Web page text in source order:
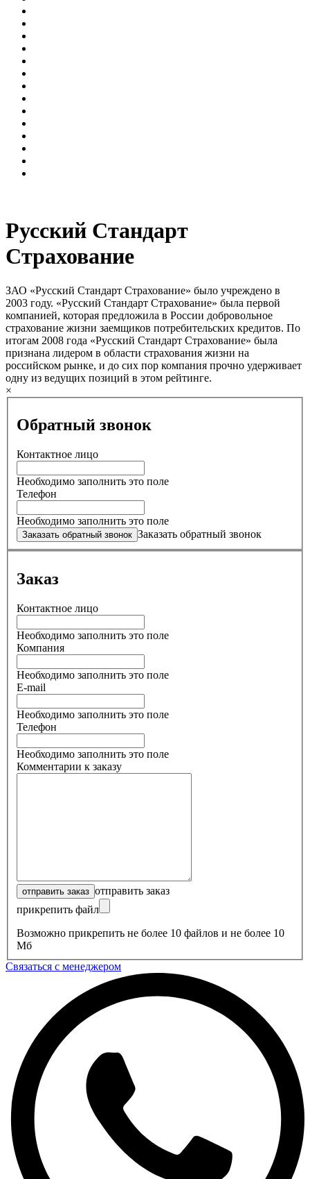
Русский Стандарт
Страхование
ЗАО «Русский Стандарт Страхование» было учреждено в
2003 году. «Русский Стандарт Страхование» была первой
компанией, которая предложила в России добровольное
страхование жизни заемщиков потребительских кредитов. По
итогам 2008 года «Русский Стандарт Страхование» была
признана лидером в области страхования жизни на
российском рынке, и до сих пор компания прочно удерживает
одну из ведущих позиций в этом рейтинге.
×
Обратный звонок
Контактное лицо
Необходимо заполнить это поле
Телефон
Необходимо заполнить это поле
Заказать обратный звонок
Заказ
Контактное лицо
Необходимо заполнить это поле
Компания
Необходимо заполнить это поле
E-mail
Необходимо заполнить это поле
Телефон
Необходимо заполнить это поле
Комментарии к заказу
отправить заказ
прикрепить файл
Возможно прикрепить не более 10 файлов и не более 10
Мб
Связаться с менеджером